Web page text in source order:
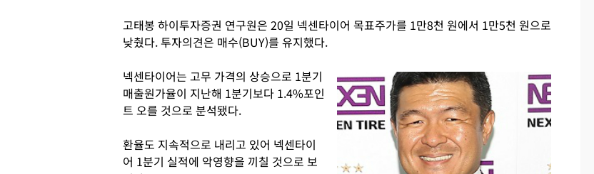
고태봉 하이투자증권 연구원은 20일 넥센타이어 목표주가를 1만8천 원에서 1만5천 원으로
낮췄다. 투자의견은 매수(BUY)를 유지했다.
넥센타이어는 고무 가격의 상승으로 1분기
매출원가율이 지난해 1분기보다 1.4%포인
트 오를 것으로 분석됐다.
환율도 지속적으로 내리고 있어 넥센타이
어 1분기 실적에 악영향을 끼칠 것으로 보